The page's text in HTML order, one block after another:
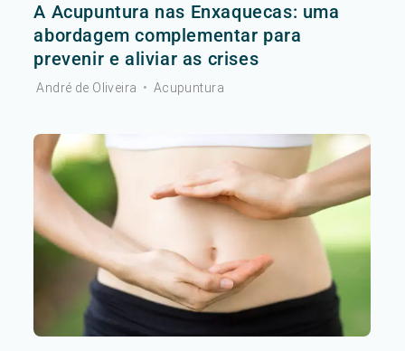
A Acupuntura nas Enxaquecas: uma
abordagem complementar para
prevenir e aliviar as crises
André de Oliveira • Acupuntura